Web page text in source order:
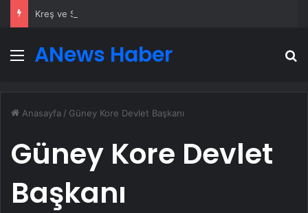
Kreş ve Spor Alanları İçin Profesyonel Zemin Çözümleri
MenüANews Haber
Anasayfa / Güney Kore Devlet Başkanı
Güney Kore Devlet
Başkanı